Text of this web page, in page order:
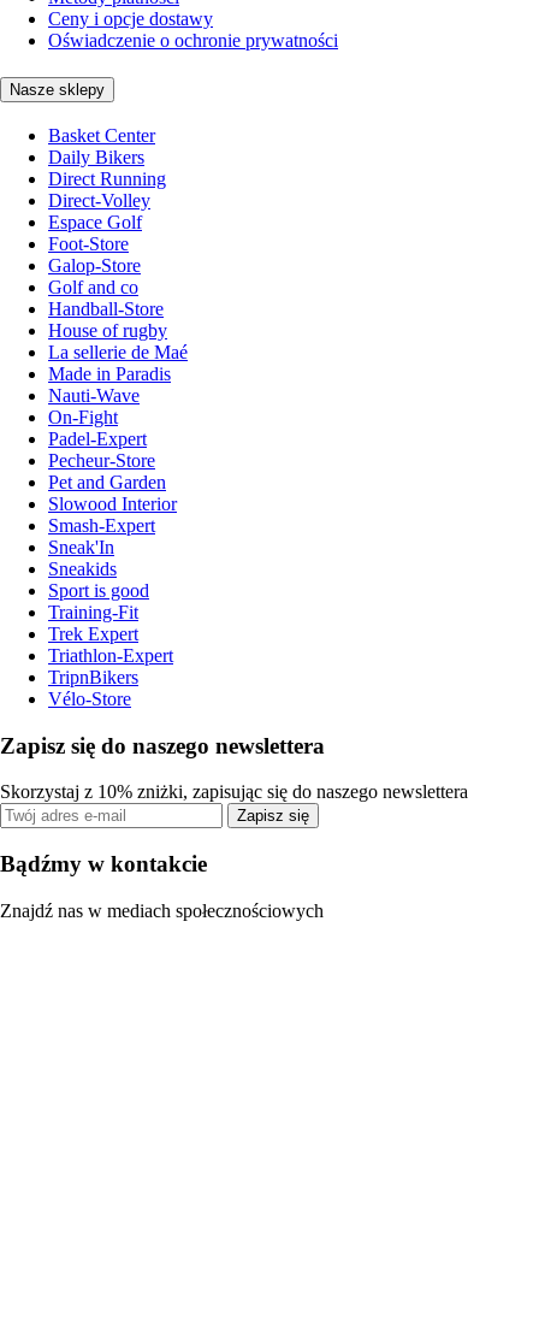
Ceny i opcje dostawy
Oświadczenie o ochronie prywatności
Nasze sklepy
Basket Center
Daily Bikers
Direct Running
Direct-Volley
Espace Golf
Foot-Store
Galop-Store
Golf and co
Handball-Store
House of rugby
La sellerie de Maé
Made in Paradis
Nauti-Wave
On-Fight
Padel-Expert
Pecheur-Store
Pet and Garden
Slowood Interior
Smash-Expert
Sneak'In
Sneakids
Sport is good
Training-Fit
Trek Expert
Triathlon-Expert
TripnBikers
Vélo-Store
Zapisz się do naszego newslettera
Skorzystaj z 10% zniżki, zapisując się do naszego newslettera
Zapisz się
Bądźmy w kontakcie
Znajdź nas w mediach społecznościowych